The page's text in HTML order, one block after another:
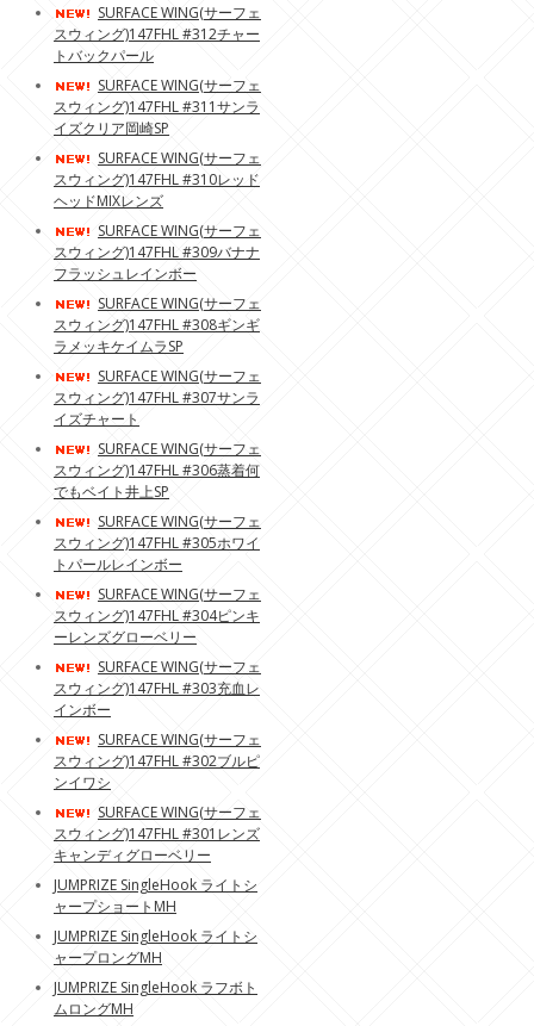
SURFACE WING(サーフェ
スウィング)147FHL #312チャー
トバックパール
SURFACE WING(サーフェ
スウィング)147FHL #311サンラ
イズクリア岡崎SP
SURFACE WING(サーフェ
スウィング)147FHL #310レッド
ヘッドMIXレンズ
SURFACE WING(サーフェ
スウィング)147FHL #309バナナ
フラッシュレインボー
SURFACE WING(サーフェ
スウィング)147FHL #308ギンギ
ラメッキケイムラSP
SURFACE WING(サーフェ
スウィング)147FHL #307サンラ
イズチャート
SURFACE WING(サーフェ
スウィング)147FHL #306蒸着何
でもベイト井上SP
SURFACE WING(サーフェ
スウィング)147FHL #305ホワイ
トパールレインボー
SURFACE WING(サーフェ
スウィング)147FHL #304ピンキ
ーレンズグローベリー
SURFACE WING(サーフェ
スウィング)147FHL #303充血レ
インボー
SURFACE WING(サーフェ
スウィング)147FHL #302ブルピ
ンイワシ
SURFACE WING(サーフェ
スウィング)147FHL #301レンズ
キャンディグローベリー
JUMPRIZE SingleHook ライトシ
ャープショートMH
JUMPRIZE SingleHook ライトシ
ャープロングMH
JUMPRIZE SingleHook ラフボト
ムロングMH